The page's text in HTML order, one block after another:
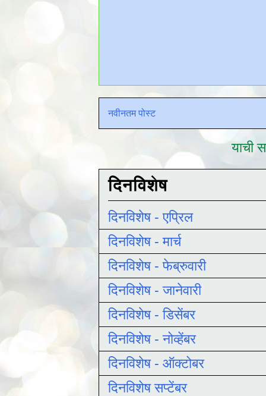
नवीनतम पोस्ट
याची
दिनविशेष
दिनविशेष - एप्रिल
दिनविशेष - मार्च
दिनविशेष - फेब्रुवारी
दिनविशेष - जानेवारी
दिनविशेष - डिसेंबर
दिनविशेष - नोव्हेंबर
दिनविशेष - ऑक्टोबर
दिनविशेष सप्टेंबर